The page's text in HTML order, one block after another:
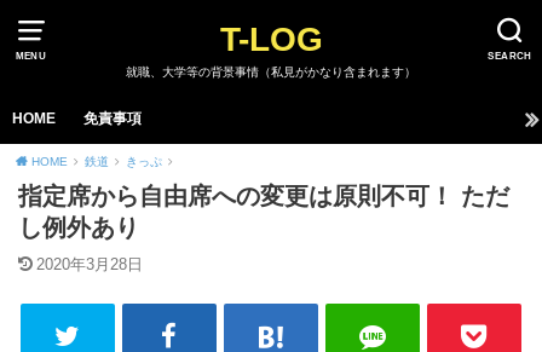
MENU SEARCH
T-LOG
就職、大学等の背景事情（私見がかなり含まれます）
HOME 免責事項
HOME 鉄道 きっぷ
指定席から自由席への変更は原則不可！ ただ
し例外あり
2020年3月28日